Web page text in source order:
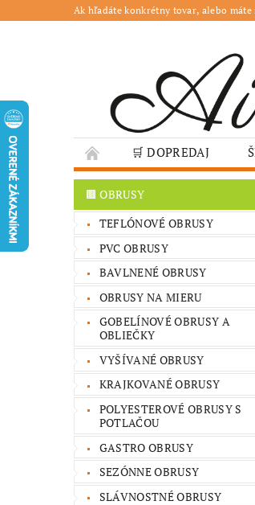
Ak hľadáte konkrétny tovar, alebo máte
🛒 DOPREDAJ
🌳 ZÁHRADA
🍽️
❤️ VALENTÍN – TIPY NA
GASTRO PREVÁDZKY
🟫 OBRUSY
TEFLÓNOVÉ OBRUSY
PVC OBRUSY
BAVLNENÉ OBRUSY
OBRUSY NA MIERU
GOBELÍNOVÉ OBRUSY A
OBLIEČKY
VYŠÍVANÉ OBRUSY
KRAJKOVANÉ OBRUSY
POLYESTEROVÉ OBRUSY S
POTLAČOU
GASTRO OBRUSY
SEZÓNNE OBRUSY
SLÁVNOSTNÉ OBRUSY